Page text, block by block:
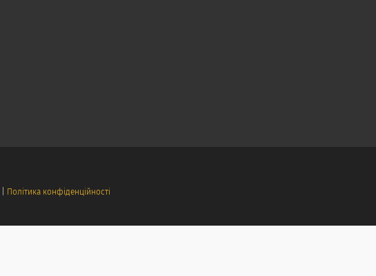
Політика конфіденційності